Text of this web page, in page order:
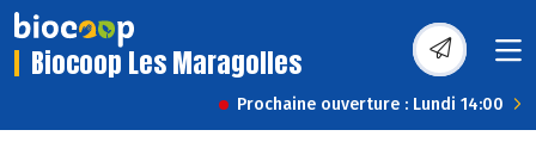
Biocoop Les Maragolles
Prochaine ouverture : Lundi 14:00